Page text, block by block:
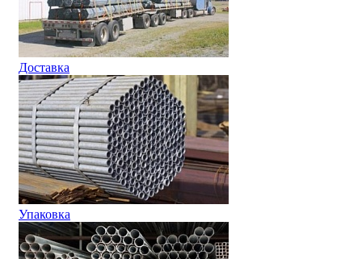
Доставка
Упаковка